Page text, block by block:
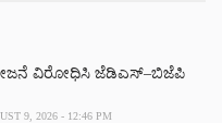
ವಿರೋಧಿಸಿ ಜೆಡಿಎಸ್–ಬಿಜೆಪಿ
9, 2026 - 12:46 PM